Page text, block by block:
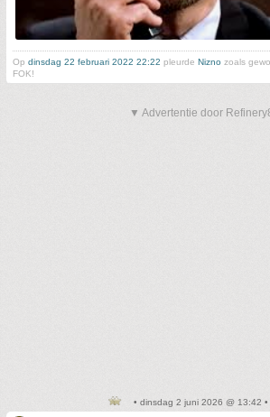
Op dinsdag 22 februari 2022 22:22 pleurde Nizno zoals
FOK!
▼ Advertentie door
• dinsdag 2 juni 2026 @ 13:42 •